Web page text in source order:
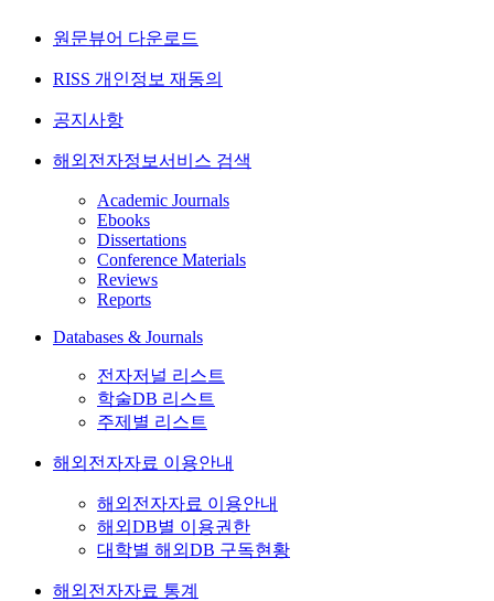
원문뷰어 다운로드
RISS 개인정보 재동의
공지사항
해외전자정보서비스 검색
Academic Journals
Ebooks
Dissertations
Conference Materials
Reviews
Reports
Databases & Journals
전자저널 리스트
학술DB 리스트
주제별 리스트
해외전자자료 이용안내
해외전자자료 이용안내
해외DB별 이용권한
대학별 해외DB 구독현황
해외전자자료 통계